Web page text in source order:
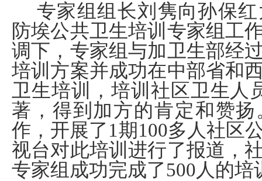
专家组组长刘隽向孙保
防埃公共卫生培训专家组工
调下，专家组与加卫生部经
培训方案并成功在中部省和
卫生培训，培训社区卫生人
著，得到加方的肯定和赞
作，开展了1期100多人社区
视台对此培训进行了报道，
专家组成功完成了500人的培